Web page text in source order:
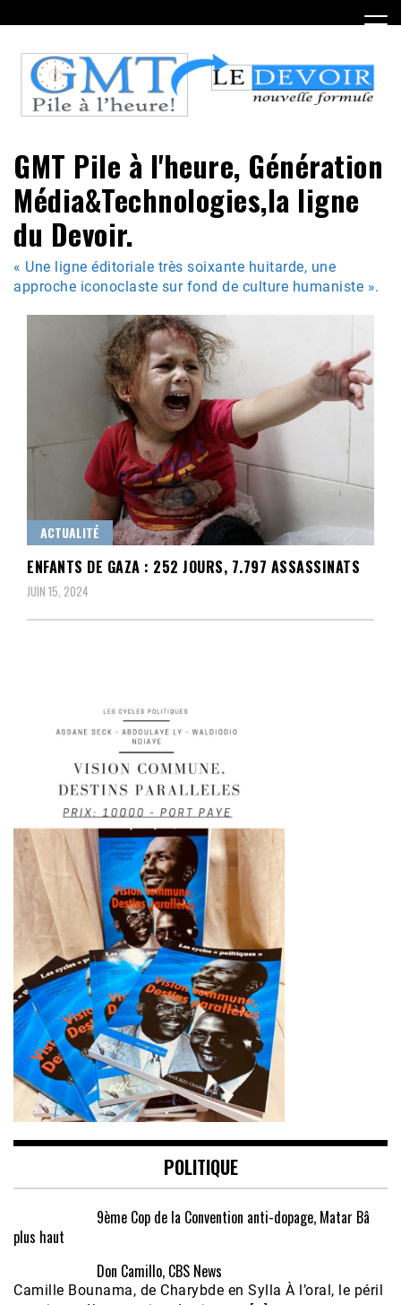
to
content
GMT Pile à l'heure, Génération
Média&Technologies,la ligne
du Devoir.
« Une ligne éditoriale très soixante huitarde, une
approche iconoclaste sur fond de culture humaniste ».
ACTUALITÉ
ENFANTS DE GAZA : 252 JOURS, 7.797 ASSASSINATS
JUIN 15, 2024
POLITIQUE
9ème Cop de la Convention anti-dopage, Matar Bâ
plus haut
Don Camillo, CBS News
Camille Bounama, de Charybde en Sylla À l’oral, le péril